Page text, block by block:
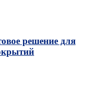
решение для